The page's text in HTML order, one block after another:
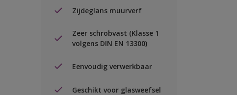
Zijdeglans muurverf
Zeer schrobvast (Klasse 1
volgens DIN EN 13300)
Eenvoudig verwerkbaar
Geschikt voor glasweefsel